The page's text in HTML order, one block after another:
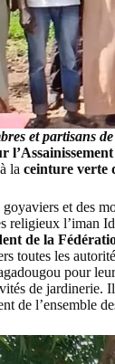
et partisans
la ceinture verte
et des
religieux l’iman
de la
toutes les
pour
de jardinerie.
de l’ensemble